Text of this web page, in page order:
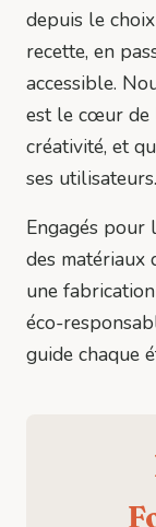
depuis le
recette, en
accessible.
est le cœur de
créativité, et
ses utilisateurs.
Engagés pour
des matériaux
une
éco-
guide chaque